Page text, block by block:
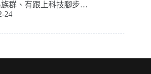
群、有跟上科技腳步…
24